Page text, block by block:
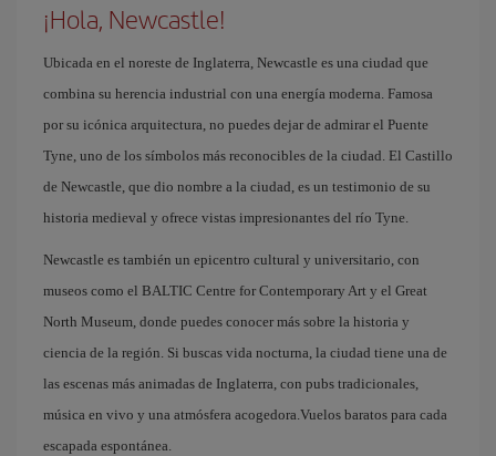
¡Hola, Newcastle!
Ubicada en el noreste de Inglaterra, Newcastle es una ciudad que
combina su herencia industrial con una energía moderna. Famosa
por su icónica arquitectura, no puedes dejar de admirar el Puente
Tyne, uno de los símbolos más reconocibles de la ciudad. El Castillo
de Newcastle, que dio nombre a la ciudad, es un testimonio de su
historia medieval y ofrece vistas impresionantes del río Tyne.
Newcastle es también un epicentro cultural y universitario, con
museos como el BALTIC Centre for Contemporary Art y el Great
North Museum, donde puedes conocer más sobre la historia y
ciencia de la región. Si buscas vida nocturna, la ciudad tiene una de
las escenas más animadas de Inglaterra, con pubs tradicionales,
música en vivo y una atmósfera acogedora.Vuelos baratos para cada
escapada espontánea.